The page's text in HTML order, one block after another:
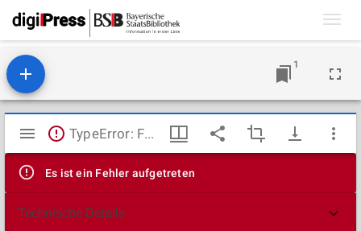
1
Mirador
Viewer
TypeError: Failed to fetch
Es ist ein Fehler aufgetreten
Technische Details